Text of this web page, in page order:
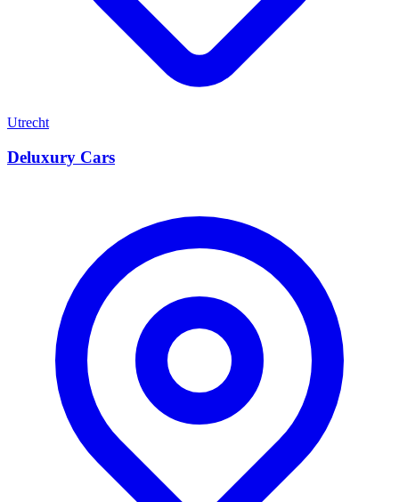
Utrecht
Deluxury Cars